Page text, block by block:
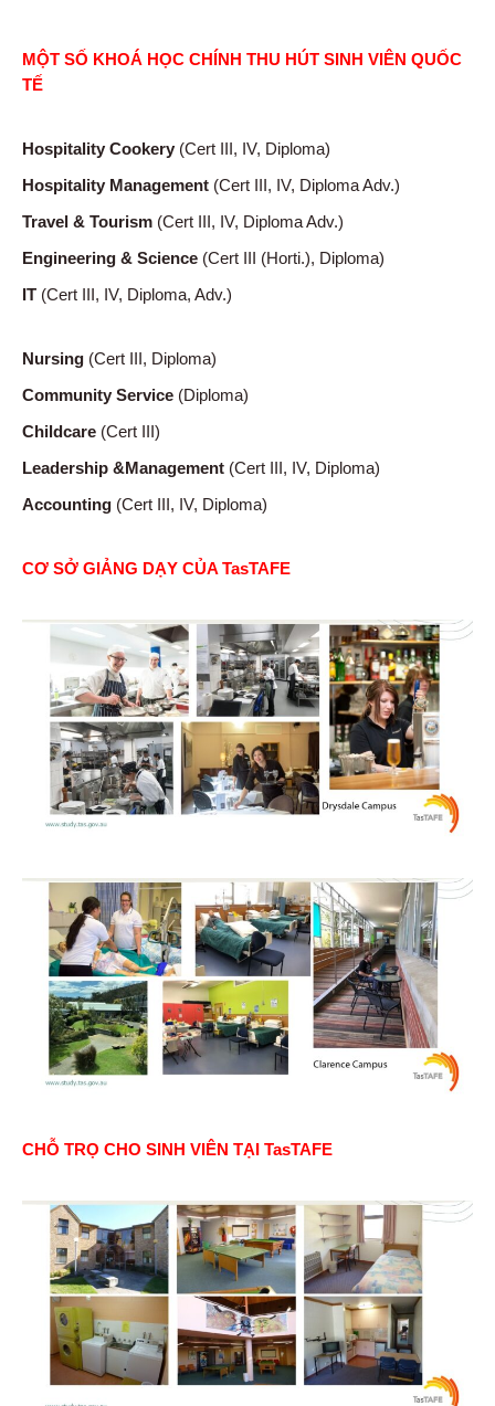
MỘT SỐ KHOÁ HỌC CHÍNH THU HÚT SINH VIÊN QUỐC
TẾ
Hospitality Cookery (Cert III, IV, Diploma)
Hospitality Management (Cert III, IV, Diploma Adv.)
Travel & Tourism (Cert III, IV, Diploma Adv.)
Engineering & Science (Cert III (Horti.), Diploma)
IT (Cert III, IV, Diploma, Adv.)
Nursing (Cert III, Diploma)
Community Service (Diploma)
Childcare (Cert III)
Leadership &Management (Cert III, IV, Diploma)
Accounting (Cert III, IV, Diploma)
CƠ SỞ GIẢNG DẠY CỦA TasTAFE
CHỖ TRỌ CHO SINH VIÊN TẠI TasTAFE